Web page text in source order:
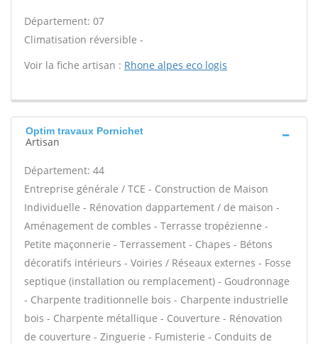
Département: 07
Climatisation réversible -
Voir la fiche artisan : Rhone alpes eco logis
Optim travaux Pornichet
Artisan
Département: 44
Entreprise générale / TCE - Construction de Maison
Individuelle - Rénovation dappartement / de maison -
Aménagement de combles - Terrasse tropézienne -
Petite maçonnerie - Terrassement - Chapes - Bétons
décoratifs intérieurs - Voiries / Réseaux externes - Fosse
septique (installation ou remplacement) - Goudronnage
- Charpente traditionnelle bois - Charpente industrielle
bois - Charpente métallique - Couverture - Rénovation
de couverture - Zinguerie - Fumisterie - Conduits de